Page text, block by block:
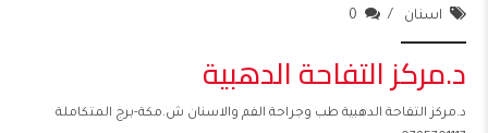
اسنان 0
د.مركز التفاحة الدهبية
د.مركز التفاحة الدهبية طب وجراحة الفم والاسنان ش.مكة-برج المتكاملة